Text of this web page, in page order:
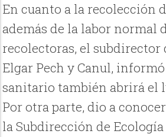
En cuanto a la recolección
además de la labor normal
recolectoras, el subdirector
Elgar Pech y Canul,
sanitario también abrirá el
Por otra parte, dio a
la Subdirección de Ecología